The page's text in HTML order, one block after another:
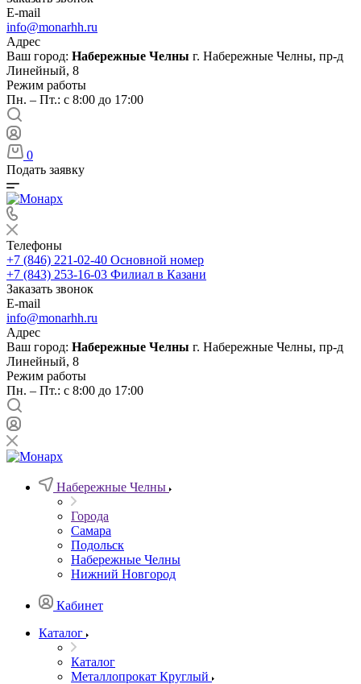
E-mail
info@monarhh.ru
Адрес
Ваш город: Набережные Челны г. Набережные Челны, пр-д
Линейный, 8
Режим работы
Пн. – Пт.: с 8:00 до 17:00
0
Подать заявку
Телефоны
+7 (846) 221-02-40 Основной номер
+7 (843) 253-16-03 Филиал в Казани
Заказать звонок
E-mail
info@monarhh.ru
Адрес
Ваш город: Набережные Челны г. Набережные Челны, пр-д
Линейный, 8
Режим работы
Пн. – Пт.: с 8:00 до 17:00
Набережные Челны
Города
Самара
Подольск
Набережные Челны
Нижний Новгород
Кабинет
Каталог
Каталог
Металлопрокат Круглый